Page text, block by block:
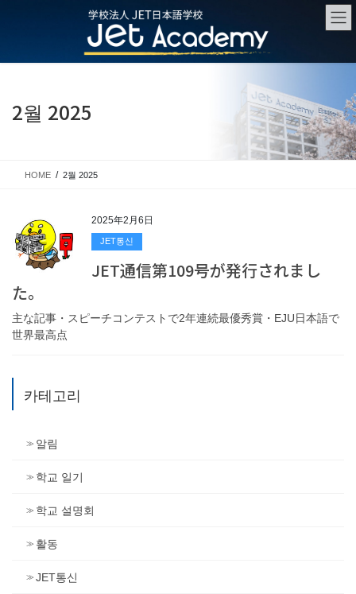
2월 2025
HOME 2월 2025
2025年2月6日
JET통신
JET通信第109号が発行されまし
た。
主な記事・スピーチコンテストで2年連続最優秀賞・EJU日本語で
世界最高点
카테고리
알림
학교 일기
학교 설명회
활동
JET통신